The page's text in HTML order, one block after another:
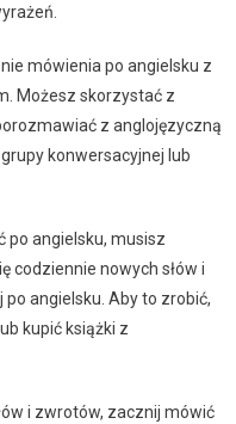
mówienia po angielsku z
Możesz skorzystać z
z anglojęzyczną
konwersacyjnej lub
po angielsku, musisz
codziennie nowych słów i
angielsku. Aby to zrobić,
kupić książki z
i zwrotów, zacznij mówić